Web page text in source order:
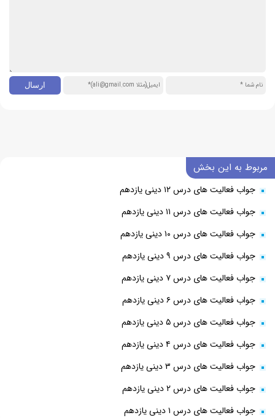
مربوط به این بخش
جواب فعالیت های درس ۱۲ دینی یازدهم
جواب فعالیت های درس ۱۱ دینی یازدهم
جواب فعالیت های درس ۱۰ دینی یازدهم
جواب فعالیت های درس ۹ دینی یازدهم
جواب فعالیت های درس ۷ دینی یازدهم
جواب فعالیت های درس ۶ دینی یازدهم
جواب فعالیت های درس ۵ دینی یازدهم
جواب فعالیت های درس ۴ دینی یازدهم
جواب فعالیت های درس ۳ دینی یازدهم
جواب فعالیت های درس ۲ دینی یازدهم
جواب فعالیت های درس ۱ دینی یازدهم